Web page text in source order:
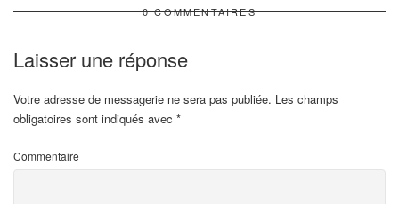
0 COMMENTAIRES
Laisser une réponse
Votre adresse de messagerie ne sera pas publiée. Les champs
obligatoires sont indiqués avec *
Commentaire